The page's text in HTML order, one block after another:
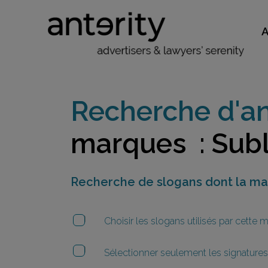
Recherche
marques :
Recherche de slogans dont la
Choisir les slogans utilisés par cette
Sélectionner seulement les